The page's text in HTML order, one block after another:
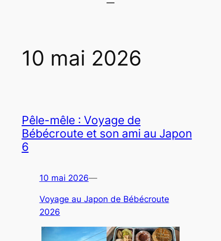
10 mai 2026
Pêle-mêle : Voyage de
Bébécroute et son ami au Japon
6
10 mai 2026—
Voyage au Japon de Bébécroute
2026